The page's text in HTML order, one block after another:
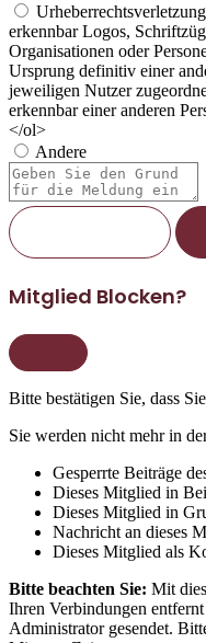
erkennbar Logos,
Organisationen oder
Ursprung definitiv einer
jeweiligen Nutzer
erkennbar einer anderen
</ol>
Andere
Berichtsnotiz
Mitglied Blocken?
Bitte bestätigen Sie, dass
Sie werden nicht mehr in
Gesperrte Beiträge
Dieses Mitglied in
Dieses Mitglied in
Nachricht an dieses
Dieses Mitglied als
Bitte beachten Sie: Mit
Ihren Verbindungen
Administrator gesendet.